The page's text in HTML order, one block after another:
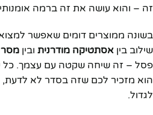
זה – והוא עושה את זה ברמה
בשונה ממוצרים דומים שאפשר
שילוב בין אסתטיקה מודרנית ובין מסר
פסל – זה שיחה שקטה עם עצמך. כל
הוא מזכיר לכם שזה בסדר לא לדעת,
לגדול.